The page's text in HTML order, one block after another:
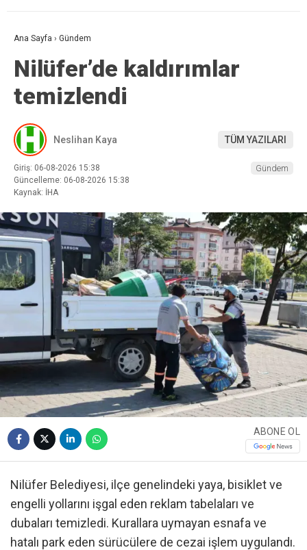
Ana Sayfa › Gündem
Nilüfer’de kaldırımlar
temizlendi
Neslihan Kaya TÜM YAZILARI
Giriş: 06-08-2026 15:38
Güncelleme: 06-08-2026 15:38
Kaynak: İHA
Gündem
ABONE OL
Nilüfer Belediyesi, ilçe genelindeki yaya, bisiklet ve
engelli yollarını işgal eden reklam tabelaları ve
dubaları temizledi. Kurallara uymayan esnafa ve
hatalı park eden sürücülere de cezai işlem uygulandı.